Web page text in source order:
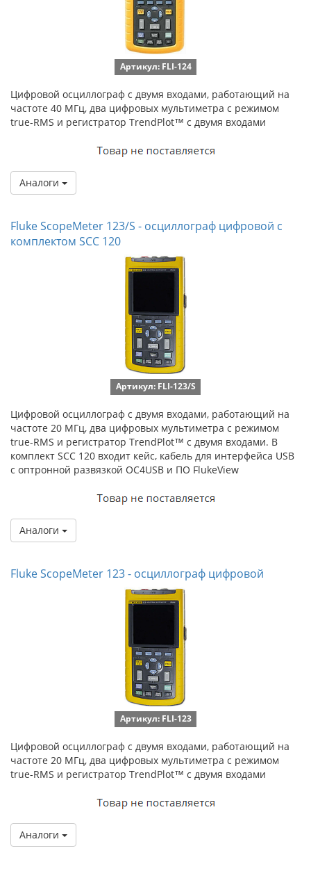
Артикул: FLI-124
Цифровой осциллограф с двумя входами, работающий на
частоте 40 МГц, два цифровых мультиметра с режимом
true-RMS и регистратор TrendPlot™ с двумя входами
Аналоги
Fluke ScopeMeter 123/S - осциллограф цифровой с
комплектом SCC 120
Артикул: FLI-123/S
Цифровой осциллограф с двумя входами, работающий на
частоте 20 МГц, два цифровых мультиметра с режимом
true-RMS и регистратор TrendPlot™ с двумя входами. В
комплект SCC 120 входит кейс, кабель для интерфейса USB
с оптронной развязкой OC4USB и ПО FlukeView
Аналоги
Fluke ScopeMeter 123 - осциллограф цифровой
Артикул: FLI-123
Цифровой осциллограф с двумя входами, работающий на
частоте 20 МГц, два цифровых мультиметра с режимом
true-RMS и регистратор TrendPlot™ с двумя входами
Аналоги